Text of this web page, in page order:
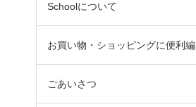
Schoolについて
お買い物・ショッピングに便利編
ごあいさつ